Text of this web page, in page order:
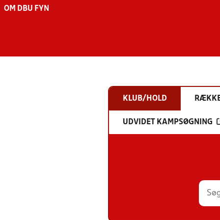
OM DBU FYN
KLUB/HOLD
UDVIDET KAMPSØGNING